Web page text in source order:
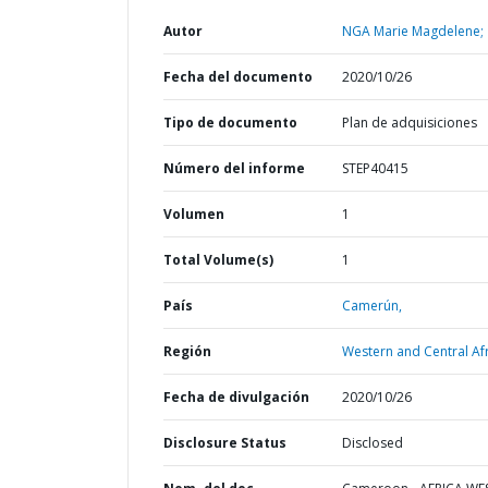
Autor NGA Marie Magdelene;
Fecha del documento 2020/10/26
Tipo de documento Plan de adquisiciones
Número del informe STEP40415
Volumen 1
Total Volume(s) 1
País Camerún,
Región Western and Central
Fecha de divulgación 2020/10/26
Disclosure Status Disclosed